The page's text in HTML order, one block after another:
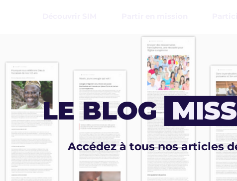
LE BLOG
Accédez à tous nos articles